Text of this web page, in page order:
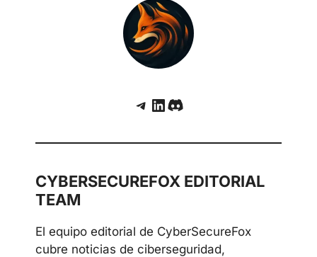
Telegram
LinkedIn
Discord
CYBERSECUREFOX EDITORIAL
TEAM
El equipo editorial de CyberSecureFox
cubre noticias de ciberseguridad,